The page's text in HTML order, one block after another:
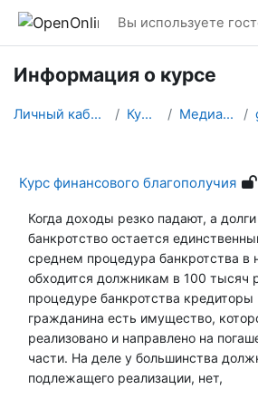
Перейти к основному содержанию
Вы используете
Информация о курсе
Личный кабинет Курсы Медиация
Курс финансового благополучия
Когда доходы резко падают, а
банкротство остается
среднем процедура банкротства в
обходится должникам в 100 тысяч
процедуре банкротства кредиторы
гражданина есть имущество,
реализовано и направлено на
части. На деле у большинства
подлежащего реализации, нет,